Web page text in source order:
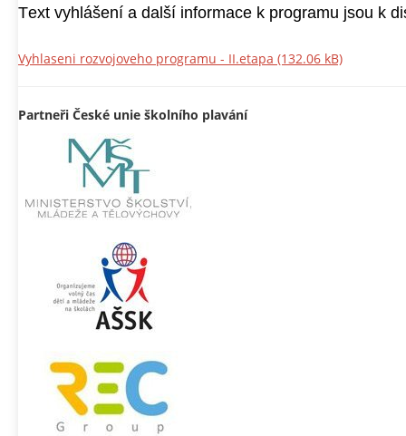
Text vyhlášení a další informace k programu jsou k
Vyhlaseni rozvojoveho programu - II.etapa (132.06 kB)
Partneři České unie školního plavání